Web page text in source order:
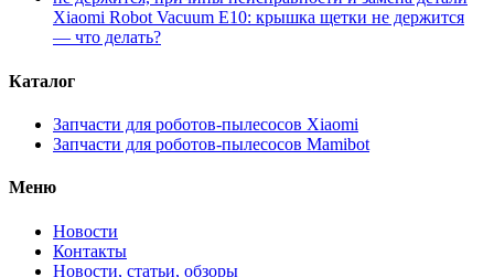
Xiaomi Robot Vacuum E10: крышка щетки не держится
— что делать?
Каталог
Запчасти для роботов-пылесосов Xiaomi
Запчасти для роботов-пылесосов Mamibot
Меню
Новости
Контакты
Новости, статьи, обзоры